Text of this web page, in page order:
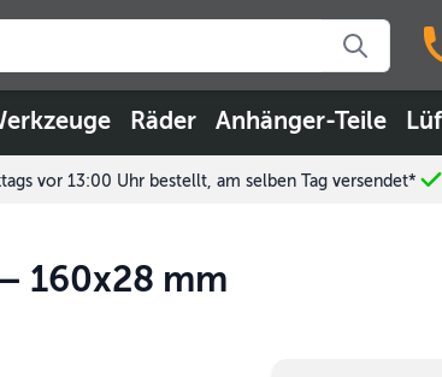
Räder Anhänger-Teile
vor 13:00 Uhr bestellt, am selben Tag versendet*
160x28 mm